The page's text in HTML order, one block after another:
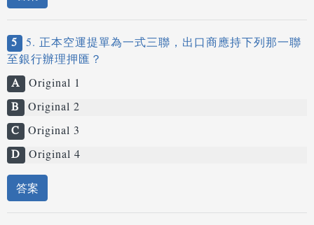
5 5. 正本空運提單為一式三聯，出口商應持下列那一聯
至銀行辦理押匯？
A Original 1
B Original 2
C Original 3
D Original 4
答案